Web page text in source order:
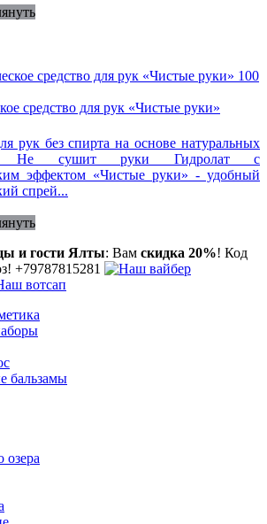
средство для рук «Чистые руки»
рук без спирта на основе натуральных
Не сушит руки Гидролат с
эффектом «Чистые руки» - удобный
спрей...
и гости Ялты: Вам скидка 20%! Код
+79787815281
бальзамы
озера